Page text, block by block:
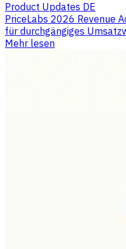
Product Updates DE
PriceLabs 2026 Revenue
für durchgängiges
Mehr lesen